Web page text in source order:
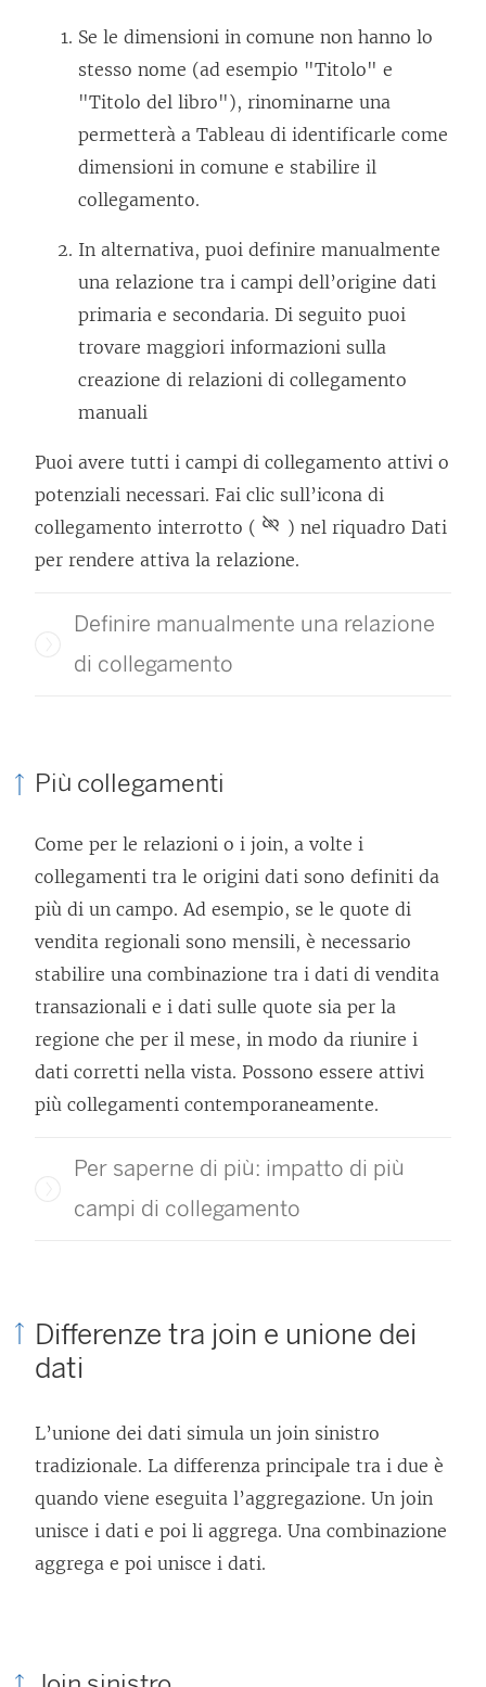
Se le dimensioni in comune non hanno lo
stesso nome (ad esempio "Titolo" e
"Titolo del libro"), rinominarne una
permetterà a Tableau di identificarle come
dimensioni in comune e stabilire il
collegamento.
In alternativa, puoi definire manualmente
una relazione tra i campi dell’origine dati
primaria e secondaria. Di seguito puoi
trovare maggiori informazioni sulla
creazione di relazioni di collegamento
manuali
Puoi avere tutti i campi di collegamento attivi o
potenziali necessari. Fai clic sull’icona di
collegamento interrotto (
) nel riquadro Dati
per rendere attiva la relazione.
Definire manualmente una relazione
di collegamento
Più collegamenti
Come per le relazioni o i join, a volte i
collegamenti tra le origini dati sono definiti da
più di un campo. Ad esempio, se le quote di
vendita regionali sono mensili, è necessario
stabilire una combinazione tra i dati di vendita
transazionali e i dati sulle quote sia per la
regione che per il mese, in modo da riunire i
dati corretti nella vista. Possono essere attivi
più collegamenti contemporaneamente.
Per saperne di più: impatto di più
campi di collegamento
Differenze tra join e unione dei
dati
L’unione dei dati simula un join sinistro
tradizionale. La differenza principale tra i due è
quando viene eseguita l’aggregazione. Un join
unisce i dati e poi li aggrega. Una combinazione
aggrega e poi unisce i dati.